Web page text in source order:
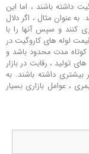
داشته باشند ، اما این
عنوان مثال ، اگر دلال‌
کنند و سپس آنها را با
لوله‌ های کاروگیت در
کوتاه مدت محدود باشد و
تولید ، رقابت در بازار
بیشتری داشته باشند. به
، عوامل بازاری بسیار